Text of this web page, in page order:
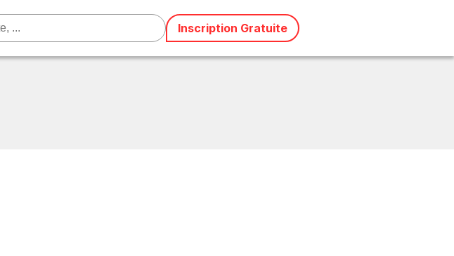
Inscription Gratuite